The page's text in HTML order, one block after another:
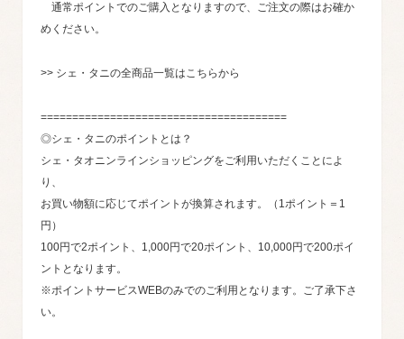
通常ポイントでのご購入となりますので、ご注文の際はお確か
めください。
>> シェ・タニの全商品一覧はこちらから
=======================================
◎シェ・タニのポイントとは？
シェ・タオニンラインショッピングをご利用いただくことによ
り、
お買い物額に応じてポイントが換算されます。（1ポイント＝1
円）
100円で2ポイント、1,000円で20ポイント、10,000円で200ポイ
ントとなります。
※ポイントサービスWEBのみでのご利用となります。ご了承下さ
い。